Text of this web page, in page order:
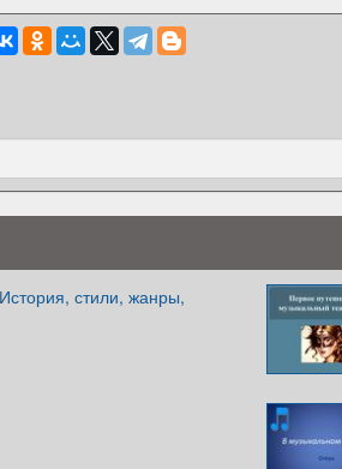
стили, жанры,